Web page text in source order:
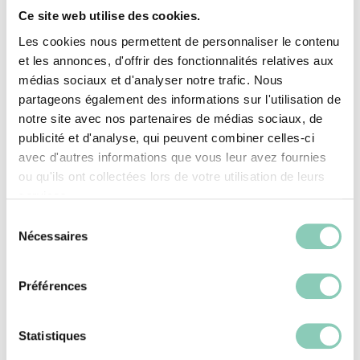
Ce site web utilise des cookies.
Les cookies nous permettent de personnaliser le contenu
et les annonces, d'offrir des fonctionnalités relatives aux
médias sociaux et d'analyser notre trafic. Nous
partageons également des informations sur l'utilisation de
notre site avec nos partenaires de médias sociaux, de
publicité et d'analyse, qui peuvent combiner celles-ci
avec d'autres informations que vous leur avez fournies
ou qu'ils ont collectées lors de votre utilisation de leurs
Nécessaires
Préférences
Statistiques
Les Bottillons et Bottines de Jardin : Le
Juste Milieu Polyvalent
Leurs points forts : Ils représentent un
excellent compromis. Ils protègent la
cheville, offrent une bonne
que les sabots, tout en étant plus
légers et souples que les bottes
hautes. Leur look est souvent plus
Quand les choisir ? Très polyvalents,
ils conviennent à une multitude de